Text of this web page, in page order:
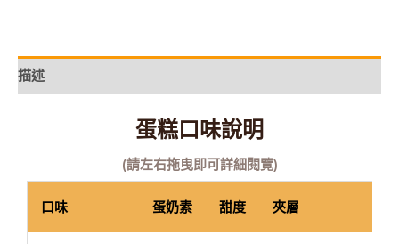
描述
蛋糕口味說明
(請左右拖曳即可詳細閱覽)
口味 蛋奶素 甜度 夾層